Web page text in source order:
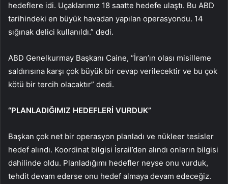
hedeflere idi. Uçaklarımız 18 saatte hedefe ulaştı. Bu ABD
tarihindeki en büyük havadan yapılan operasyondu. 14
sığınak delici kullanıldı.” dedi.
ABD Genelkurmay Başkanı Caine, “İran’ın olası misilleme
saldırısına karşı çok büyük bir cevap verilecektir ve bu çok
kötü bir tercih olacaktır” dedi.
“PLANLADIĞIMIZ HEDEFLERİ VURDUK”
Başkan çok net bir operasyon planladı ve nükleer tesisler
hedef alındı. Koordinat bilgisi İsrail’den alındı onların bilgisi
dahilinde oldu. Planladığımı hedefler neyse onu vurduk,
tehdit devam ederse onu hedef almaya devam edeceğiz.